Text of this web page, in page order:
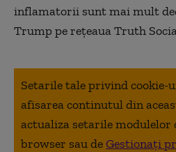
inflamatorii sunt mai mult
Trump pe reţeaua Truth
Setarile tale privind cookie-
afisarea continutul din
actualiza setarile modulelor
browser sau deGestionați